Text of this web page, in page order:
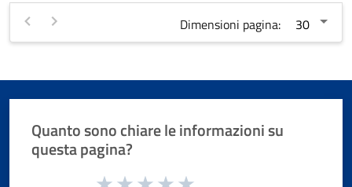
Dimensioni pagina:
Quanto sono chiare le informazioni su
questa pagina?
Valuta da 1 a 5 stelle la pagina